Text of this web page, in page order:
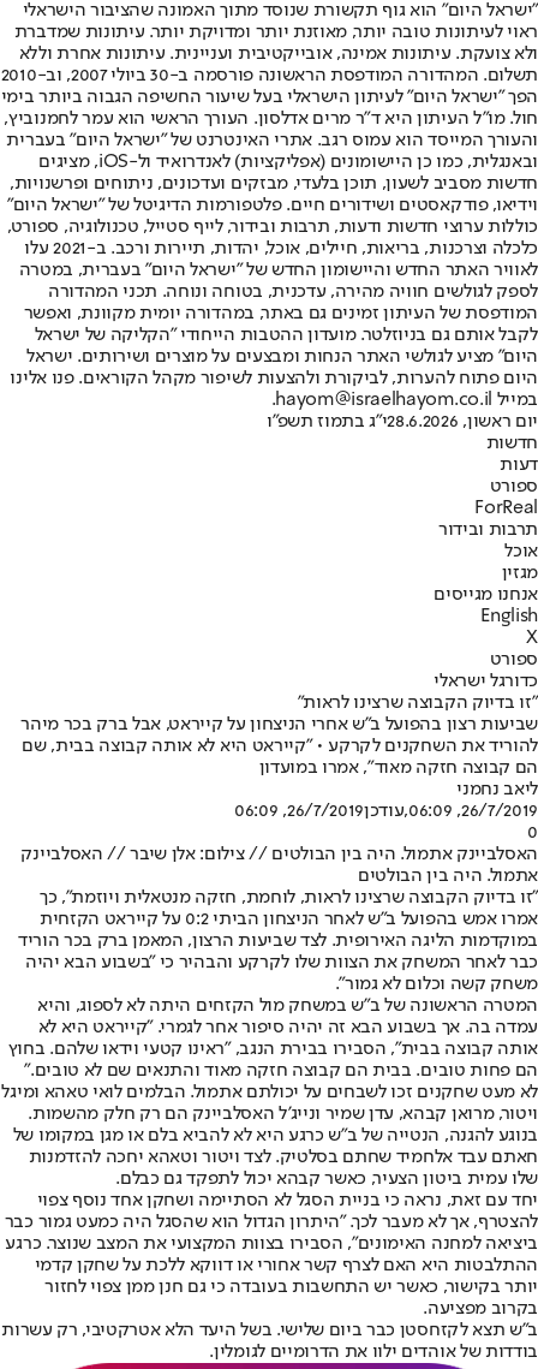
"ישראל היום" הוא גוף תקשורת שנוסד מתוך האמונה שהציבור הישראלי
ראוי לעיתונות טובה יותר, מאוזנת יותר ומדויקת יותר. עיתונות שמדברת
ולא צועקת. עיתונות אמינה, אובייקטיבית ועניינית. עיתונות אחרת וללא
תשלום. המהדורה המודפסת הראשונה פורסמה ב-30 ביולי 2007, וב-2010
הפך "ישראל היום" לעיתון הישראלי בעל שיעור החשיפה הגבוה ביותר בימי
חול. מו"ל העיתון היא ד"ר מרים אדלסון. העורך הראשי הוא עמר לחמנוביץ,
והעורך המייסד הוא עמוס רגב. אתרי האינטרנט של "ישראל היום" בעברית
ובאנגלית, כמו כן היישומונים (אפליקציות) לאנדרואיד ול-iOS, מציגים
חדשות מסביב לשעון, תוכן בלעדי, מבזקים ועדכונים, ניתוחים ופרשנויות,
וידיאו, פודקאסטים ושידורים חיים. פלטפורמות הדיגיטל של "ישראל היום"
כוללות ערוצי חדשות ודעות, תרבות ובידור, לייף סטייל, טכנולוגיה, ספורט,
כלכלה וצרכנות, בריאות, חיילים, אוכל, יהדות, תיירות ורכב. ב-2021 עלו
לאוויר האתר החדש והיישומון החדש של "ישראל היום" בעברית, במטרה
לספק לגולשים חוויה מהירה, עדכנית, בטוחה ונוחה. תכני המהדורה
המודפסת של העיתון זמינים גם באתר, במהדורה יומית מקוונת, ואפשר
לקבל אותם גם בניוזלטר. מועדון ההטבות הייחודי "הקליקה של ישראל
היום" מציע לגולשי האתר הנחות ומבצעים על מוצרים ושירותים. ישראל
היום פתוח להערות, לביקורת ולהצעות לשיפור מקהל הקוראים. פנו אלינו
במייל hayom@israelhayom.co.il.
יום ראשון, 28.6.2026
י"ג בתמוז תשפ"ו
חדשות
דעות
ספורט
ForReal
תרבות ובידור
אוכל
מגזין
אנחנו מגייסים
English
X
ספורט
כדורגל ישראלי
"זו בדיוק הקבוצה שרצינו לראות"
שביעות רצון בהפועל ב"ש אחרי הניצחון על קייראט, אבל ברק בכר מיהר
להוריד את השחקנים לקרקע • "קייראט היא לא אותה קבוצה בבית, שם
הם קבוצה חזקה מאוד", אמרו במועדון
ליאב נחמני
26/7/2019, 06:09
,עודכן26/7/2019, 06:09
0
האסלביינק אתמול. היה בין הבולטים // צילום: אלן שיבר // האסלביינק
אתמול. היה בין הבולטים
"זו בדיוק הקבוצה שרצינו לראות, לוחמת, חזקה מנטאלית ויוזמת", כך
אמרו אמש בהפועל ב"ש לאחר הניצחון הביתי 0:2 על קייראט הקזחית
במוקדמות הליגה האירופית. לצד שביעות הרצון, המאמן ברק בכר הוריד
כבר לאחר המשחק את הצוות שלו לקרקע והבהיר כי "בשבוע הבא יהיה
משחק קשה וכלום לא גמור".
המטרה הראשונה של ב"ש במשחק מול הקזחים היתה לא לספוג, והיא
עמדה בה. אך בשבוע הבא זה יהיה סיפור אחר לגמרי. "קייראט היא לא
אותה קבוצה בבית", הסבירו בבירת הנגב, "ראינו קטעי וידאו שלהם. בחוץ
הם פחות טובים. בבית הם קבוצה חזקה מאוד והתנאים שם לא טובים".
לא מעט שחקנים זכו לשבחים על יכולתם אתמול. הבלמים לואי טאהא ומיגל
ויטור, מרואן קבהא, עדן שמיר ונייג'ל האסלביינק הם רק חלק מהשמות.
בנוגע להגנה, הנטייה של ב"ש כרגע היא לא להביא בלם או מגן במקומו של
חאתם עבד אלחמיד שחתם בסלטיק. לצד ויטור וטאהא יחכה להזדמנות
שלו עמית ביטון הצעיר, כאשר קבהא יכול לתפקד גם כבלם.
יחד עם זאת, נראה כי בניית הסגל לא הסתיימה ושחקן אחד נוסף צפוי
להצטרף, אך לא מעבר לכך. "היתרון הגדול הוא שהסגל היה כמעט גמור כבר
ביציאה למחנה האימונים", הסבירו בצוות המקצועי את המצב שנוצר. כרגע
ההתלבטות היא האם לצרף קשר אחורי או דווקא ללכת על שחקן קדמי
יותר בקישור, כאשר יש התחשבות בעובדה כי גם חנן ממן צפוי לחזור
בקרוב מפציעה.
ב"ש תצא לקזחסטן כבר ביום שלישי. בשל היעד הלא אטרקטיבי, רק עשרות
בודדות של אוהדים ילוו את הדרומיים לגומלין.